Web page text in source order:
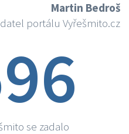
Martin Bedroš
portálu Vyřešmito.cz
se zadalo